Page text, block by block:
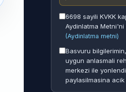
6698 sayili KVKK
Aydinlatma
(Aydinlatma metni)
Basvuru
uygun anlasmali
merkezi ile
paylasilmasina